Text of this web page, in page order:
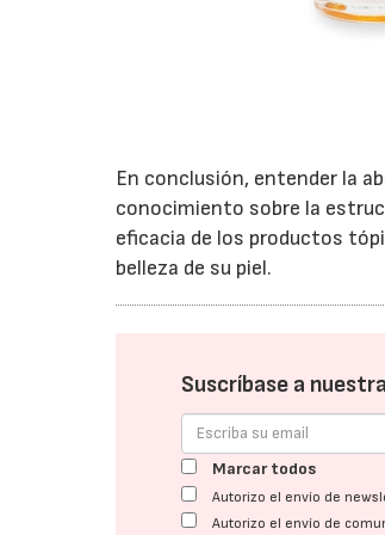
En conclusión, entender la
conocimiento sobre la
eficacia de los productos
belleza de su piel.
Suscríbase a
Marcar todos
Autorizo el envío de
Autorizo el envío de